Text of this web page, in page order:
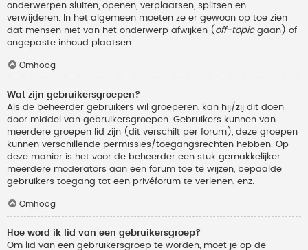
onderwerpen sluiten, openen, verplaatsen, splitsen en
verwijderen. In het algemeen moeten ze er gewoon op toe zien
dat mensen niet van het onderwerp afwijken ( off-topicgaan) of
ongepaste inhoud plaatsen.
Omhoog
Wat zijn gebruikersgroepen?
Als de beheerder gebruikers wil groeperen, kan hij/zij dit doen
door middel van gebruikersgroepen. Gebruikers kunnen van
meerdere groepen lid zijn (dit verschilt per forum), deze groepen
kunnen verschillende permissies/toegangsrechten hebben. Op
deze manier is het voor de beheerder een stuk gemakkelijker
meerdere moderators aan een forum toe te wijzen, bepaalde
gebruikers toegang tot een privéforum te verlenen, enz.
Omhoog
Hoe word ik lid van een gebruikersgroep?
Om lid van een gebruikersgroep te worden, moet je op de